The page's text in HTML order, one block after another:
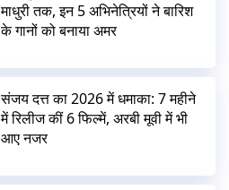
माधुरी तक, इन 5 अभिनेत्रियों ने बारिश
के गानों को बनाया अमर
संजय दत्त का 2026 में धमाका: 7 महीने
में रिलीज कीं 6 फिल्में, अरबी मूवी में भी
आए नजर